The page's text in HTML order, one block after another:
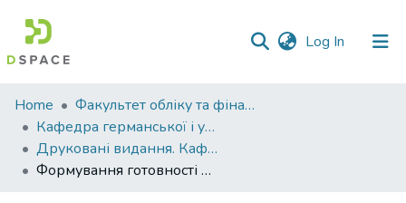
Log In (current)
Communities
&
Collections
All of DSpace
Home
Факультет обліку та фінансів
Кафедра германської і української філології
Друковані видання. Кафедра германської і української філології
Формування готовності майбутніх учителів початкової школи до ознайомлення учнів з інформаційно-комунікаційними технологіями